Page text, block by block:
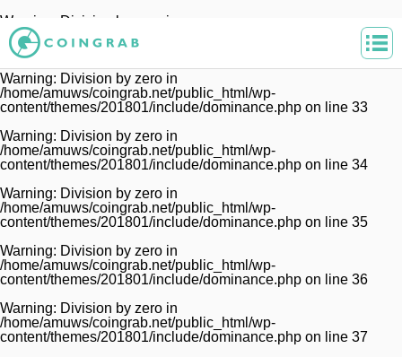
Warning
: Division by zero in
/home/amuws/coingrab.net/public_html/wp-
content/themes/201801/include/dominance.php
32
Warning: Division by zero in
/home/amuws/coingrab.net/public_html/wp-
content/themes/201801/include/dominance.php on line 33
Warning: Division by zero in
/home/amuws/coingrab.net/public_html/wp-
content/themes/201801/include/dominance.php on line 34
Warning: Division by zero in
/home/amuws/coingrab.net/public_html/wp-
content/themes/201801/include/dominance.php on line 35
Warning: Division by zero in
/home/amuws/coingrab.net/public_html/wp-
content/themes/201801/include/dominance.php on line 36
Warning: Division by zero in
/home/amuws/coingrab.net/public_html/wp-
content/themes/201801/include/dominance.php on line 37